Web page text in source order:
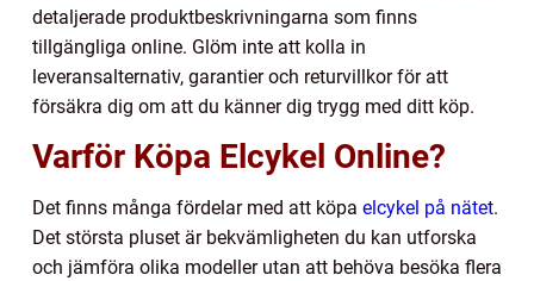
detaljerade produktbeskrivningarna som finns
tillgängliga online. Glöm inte att kolla in
leveransalternativ, garantier och returvillkor för att
försäkra dig om att du känner dig trygg med ditt köp.
Varför Köpa Elcykel Online?
Det finns många fördelar med att köpa elcykel på nätet.
Det största pluset är bekvämligheten du kan utforska
och jämföra olika modeller utan att behöva besöka flera